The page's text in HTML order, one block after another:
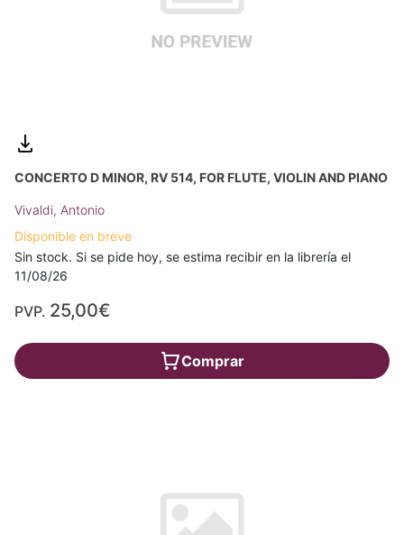
CONCERTO D MINOR, RV 514, FOR FLUTE, VIOLIN AND PIANO
Vivaldi, Antonio
Disponible en breve
Sin stock. Si se pide hoy, se estima recibir en la librería el
11/08/26
PVP. 25,00€
Comprar